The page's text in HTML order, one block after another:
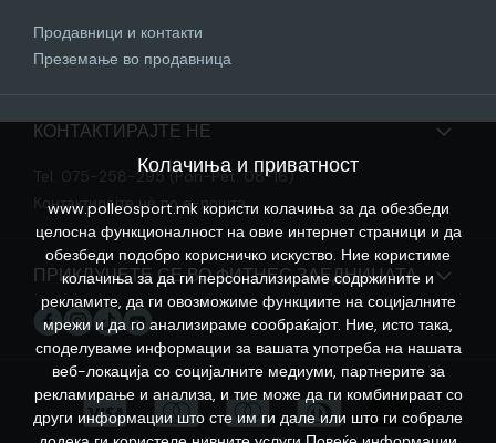
Продавници и контакти
Преземање во продавница
КОНТАКТИРАЈТЕ НЕ
Tel. 075-258-295 (Pon-Pet: 08-16)
Контактирајте нѐ по е-пошта
ПРИКЛУЧЕТЕ СЕ ВО ФИТНЕС ЗАЕДНИЦАТА
Колачиња и приватност
www.polleosport.mk користи колачиња за да обезбеди
целосна функционалност на овие интернет страници и да
обезбеди подобро корисничко искуство. Ние користиме
колачиња за да ги персонализираме содржините и
рекламите, да ги овозможиме функциите на социјалните
мрежи и да го анализираме сообраќајот. Ние, исто така,
споделуваме информации за вашата употреба на нашата
веб-локација со социјалните медиуми, партнерите за
рекламирање и анализа, и тие може да ги комбинираат со
други информации што сте им ги дале или што ги собрале